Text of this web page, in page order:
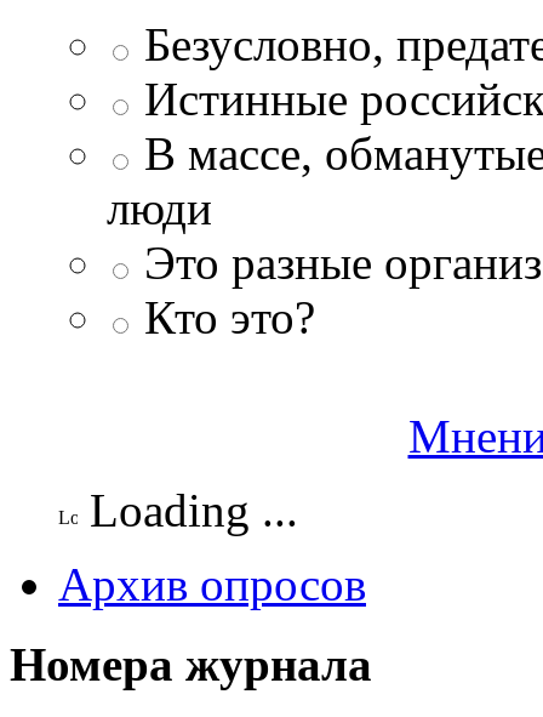
Безусловно,
Истинные
В массе,
люди
Это разные
Кто это?
Loading ...
Архив опросов
Номера журнала